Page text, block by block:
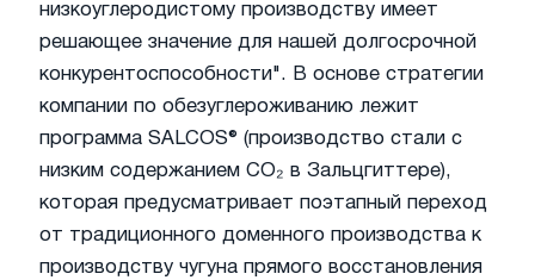
низкоуглеродистому производству имеет
решающее значение для нашей долгосрочной
конкурентоспособности". В основе стратегии
компании по обезуглероживанию лежит
программа SALCOS® (производство стали с
низким содержанием CO₂ в Зальцгиттере),
которая предусматривает поэтапный переход
от традиционного доменного производства к
производству чугуна прямого восстановления